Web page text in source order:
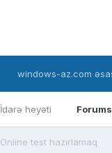
İdarə heyəti Forums
windows-az.com
Online test hazırlamaq